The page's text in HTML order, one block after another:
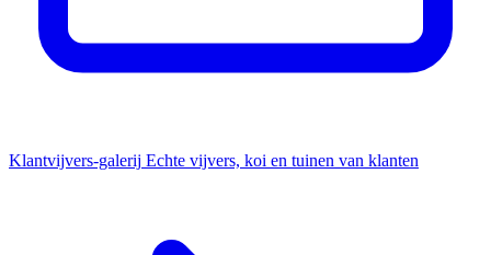
Klantvijvers-galerij Echte vijvers, koi en tuinen van klanten